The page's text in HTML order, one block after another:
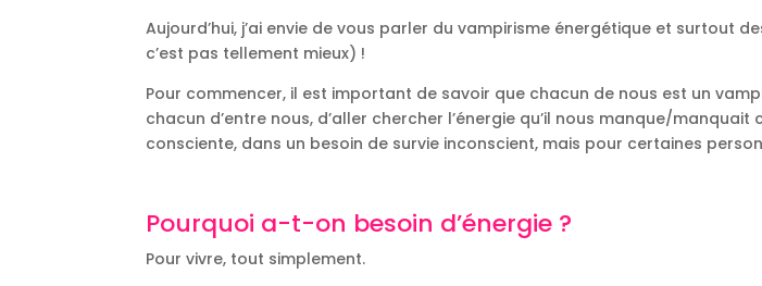
Aujourd’hui, j’ai envie de vous parler du vampirisme énergétique et surtout
c’est pas tellement mieux) !
Pour commencer, il est important de savoir que chacun de nous est un
chacun d’entre nous, d’aller chercher l’énergie qu’il nous manque/
consciente, dans un besoin de survie inconscient, mais pour certaines
Pourquoi a-t-on besoin d’énergie ?
Pour vivre, tout simplement.